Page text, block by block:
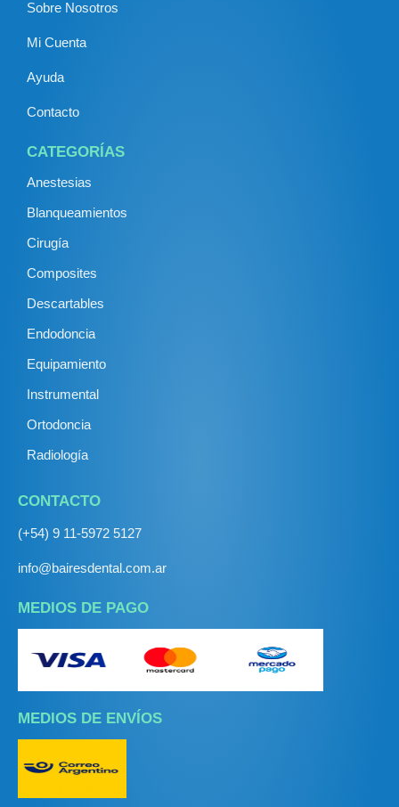
Sobre Nosotros
Mi Cuenta
Ayuda
Contacto
CATEGORÍAS
Anestesias
Blanqueamientos
Cirugía
Composites
Descartables
Endodoncia
Equipamiento
Instrumental
Ortodoncia
Radiología
CONTACTO
(+54) 9 11-5972 5127
info@bairesdental.com.ar
MEDIOS DE PAGO
MEDIOS DE ENVÍOS